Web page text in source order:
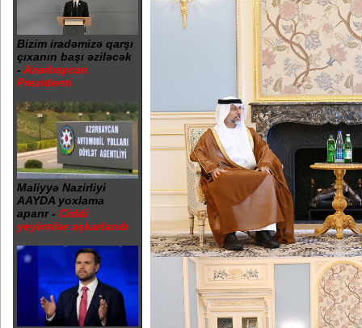
Bizim iradəmizə qarşı
çıxanın başı əziləcək
- Azərbaycan
Prezidenti
Maliyyə Nazirliyi
AAYDA yoxlama
aparır - Ciddi
yeyintilər aşkarlanıb